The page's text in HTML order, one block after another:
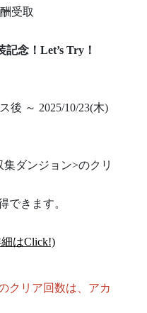
受取
念！Let’s Try！
後 ～ 2025/10/23(木)
集ダンジョン>のクリ
できます。
はClick!)
クリア回数は、アカ